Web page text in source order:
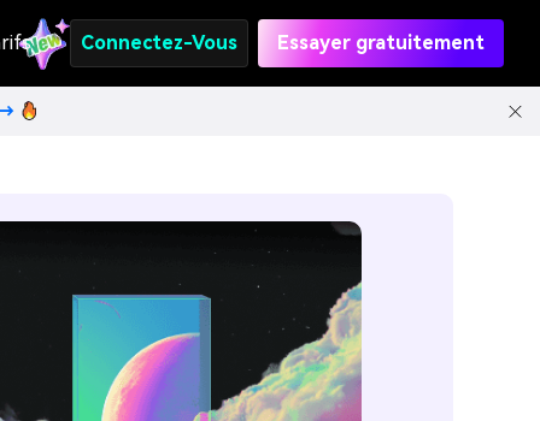
Connectez-Vous Essayer gratuitement